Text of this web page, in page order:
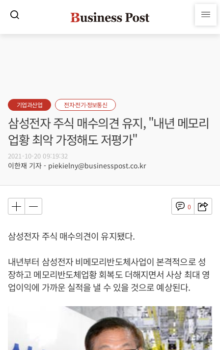
기업과산업 전자·전기·정보통신
삼성전자 주식 매수의견 유지, "내년 메모리
업황 최악 가정해도 저평가"
2021-10-20 09:19:32
이한재 기자 - piekielny@businesspost.co.kr
0
삼성전자 주식 매수의견이 유지됐다.
내년부터 삼성전자 비메모리반도체사업이 본격적으로 성
장하고 메모리반도체업황 회복도 더해지면서 사상 최대 영
업이익에 가까운 실적을 낼 수 있을 것으로 예상된다.